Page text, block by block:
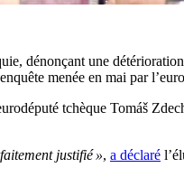
dénonçant une
menée en mai par
tchèque Tomáš
justifié », a déclaré